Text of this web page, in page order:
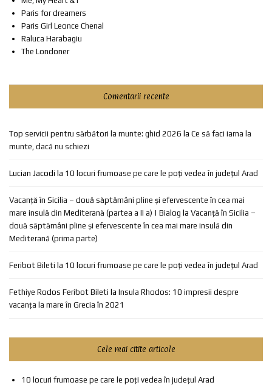
Paris for dreamers
Paris Girl Leonce Chenal
Raluca Harabagiu
The Londoner
Comentarii recente
Top servicii pentru sărbători la munte: ghid 2026 la Ce să faci iarna la
munte, dacă nu schiezi
Lucian Jacodi la 10 locuri frumoase pe care le poți vedea în județul Arad
Vacanță în Sicilia – două săptămâni pline și efervescente în cea mai
mare insulă din Mediterană (partea a II a) | Bialog la Vacanță în Sicilia –
două săptămâni pline și efervescente în cea mai mare insulă din
Mediterană (prima parte)
Feribot Bileti la 10 locuri frumoase pe care le poți vedea în județul Arad
Fethiye Rodos Feribot Bileti la Insula Rhodos: 10 impresii despre
vacanța la mare în Grecia în 2021
Cele mai citite articole
10 locuri frumoase pe care le poți vedea în județul Arad